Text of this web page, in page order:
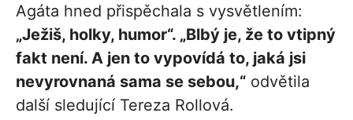
Agáta hned přispěchala s vysvětlením:
„Ježiš, holky, humor“. „Blbý je, že to vtipný
fakt není. A jen to vypovídá to, jaká jsi
nevyrovnaná sama se sebou,“ odvětila
další sledující Tereza Rollová.